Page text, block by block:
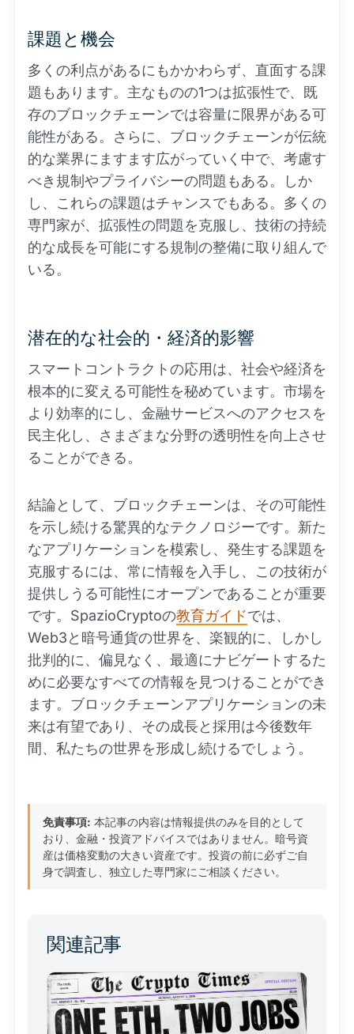
課題と機会
多くの利点があるにもかかわらず、直面する課
題もあります。主なものの1つは拡張性で、既
存のブロックチェーンでは容量に限界がある可
能性がある。さらに、ブロックチェーンが伝統
的な業界にますます広がっていく中で、考慮す
べき規制やプライバシーの問題もある。しか
し、これらの課題はチャンスでもある。多くの
専門家が、拡張性の問題を克服し、技術の持続
的な成長を可能にする規制の整備に取り組んで
いる。
潜在的な社会的・経済的影響
スマートコントラクトの応用は、社会や経済を
根本的に変える可能性を秘めています。市場を
より効率的にし、金融サービスへのアクセスを
民主化し、さまざまな分野の透明性を向上させ
ることができる。
結論として、ブロックチェーンは、その可能性
を示し続ける驚異的なテクノロジーです。新た
なアプリケーションを模索し、発生する課題を
克服するには、常に情報を入手し、この技術が
提供しうる可能性にオープンであることが重要
です。SpazioCryptoの教育ガイドでは、
Web3と暗号通貨の世界を、楽観的に、しかし
批判的に、偏見なく、最適にナビゲートするた
めに必要なすべての情報を見つけることができ
ます。ブロックチェーンアプリケーションの未
来は有望であり、その成長と採用は今後数年
間、私たちの世界を形成し続けるでしょう。
免責事項: 本記事の内容は情報提供のみを目的として
おり、金融・投資アドバイスではありません。暗号資
産は価格変動の大きい資産です。投資の前に必ずご自
身で調査し、独立した専門家にご相談ください。
関連記事